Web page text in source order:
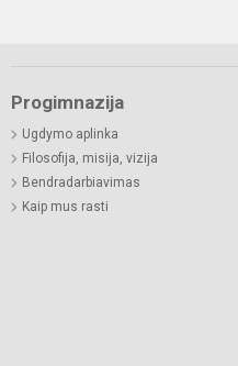
Progimnazija
Ugdymo aplinka
Filosofija, misija, vizija
Bendradarbiavimas
Kaip mus rasti